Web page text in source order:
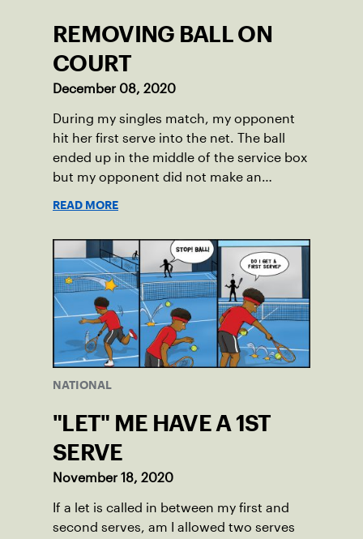
REMOVING BALL ON
COURT
December 08, 2020
During my singles match, my opponent
hit her first serve into the net. The ball
ended up in the middle of the service box
but my opponent did not make an
READ MORE
NATIONAL
"LET" ME HAVE A 1ST
SERVE
November 18, 2020
If a let is called in between my first and
second serves, am I allowed two serves